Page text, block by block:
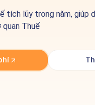
tích lũy trong năm, giúp
Thuế